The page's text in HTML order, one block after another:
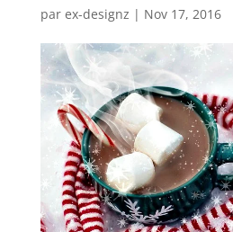
par ex-designz | Nov 17, 2016